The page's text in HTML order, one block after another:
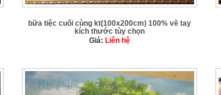
bữa tiệc cuối cùng kt(100x200cm) 100% vẽ tay
kích thước tùy chọn
Giá: Liên hệ